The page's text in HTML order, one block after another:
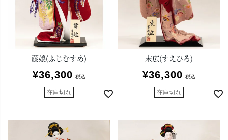
藤娘(ふじむすめ)
¥36,300 税込
在庫切れ
末広(すえひろ)
¥36,300 税込
在庫切れ